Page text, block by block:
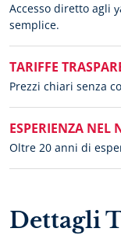
Accesso diretto agli
semplice.
TARIFFE
Prezzi chiari senza
ESPERIENZA NEL
Oltre 20 anni di
Dettagli